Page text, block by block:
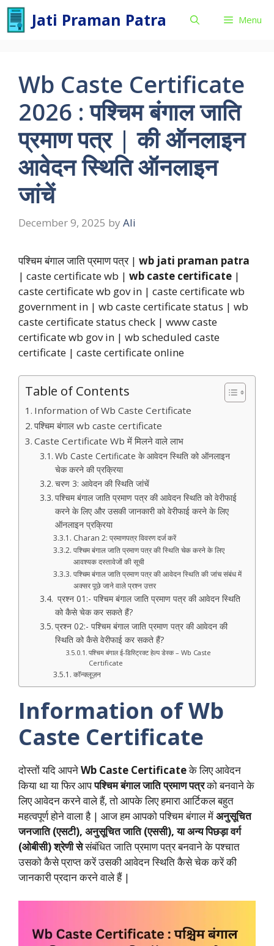
Skip
content
Jati Praman Patra Menu
Wb Caste Certificate
2026 : पश्चिम बंगाल जाति
प्रमाण पत्र | की ऑनलाइन
आवेदन स्थिति ऑनलाइन
जांचें
December 9, 2025 by Ali
पश्चिम बंगाल जाति प्रमाण पत्र | wb jati praman patra
| caste certificate wb | wb caste certificate |
caste certificate wb gov in | caste certificate wb
government in | wb caste certificate status | wb
caste certificate status check | www caste
certificate wb gov in | wb scheduled caste
certificate | caste certificate online
Table of Contents
Information of Wb Caste Certificate
पश्चिम बंगाल wb caste certificate
Caste Certificate Wb में मिलने वाले लाभ
Wb Caste Certificate के आवेदन स्थिति को ऑनलाइन
चेक करने की प्रक्रिया
चरण 3: आवेदन की स्थिति जांचें
पश्चिम बंगाल जाति प्रमाण पत्र की आवेदन स्थिति को वेरीफाई
करने के लिए और उसकी जानकारी को वेरीफाई करने के लिए
ऑनलाइन प्रक्रिया
Charan 2: प्रमाणपत्र विवरण दर्ज करें
पश्चिम बंगाल जाति प्रमाण पत्र की स्थिति चेक करने के लिए
आवश्यक दस्तावेजों की सूची
पश्चिम बंगाल जाति प्रमाण पत्र की आवेदन स्थिति की जांच संबंध में
अक्सर पूछे जाने वाले प्रश्न उत्तर
प्रश्न 01:- पश्चिम बंगाल जाति प्रमाण पत्र की आवेदन स्थिति
को कैसे चेक कर सकते हैं?
प्रश्न 02:- पश्चिम बंगाल जाति प्रमाण पत्र की आवेदन की
स्थिति को कैसे वेरीफाई कर सकते हैं?
पश्चिम बंगाल ई-डिस्ट्रिक्ट हेल्प डेस्क – Wb Caste
Certificate
कॉन्क्लूज़न
Information of Wb
Caste Certificate
दोस्तों यदि आपनेWb Caste Certificateके लिए आवेदन
किया था या फिर आपपश्चिम बंगाल जाति प्रमाण पत्रको बनवाने के
लिए आवेदन करने वाले हैं, तो आपके लिए हमारा आर्टिकल बहुत
महत्वपूर्ण होने वाला है | आज हम आपको पश्चिम बंगाल मेंअनुसूचित
जनजाति (एसटी), अनुसूचित जाति (एससी), या अन्य पिछड़ा वर्ग
(ओबीसी) श्रेणी सेसंबंधित जाति प्रमाण पत्र बनवाने के पश्चात
उसको कैसे प्राप्त करें उसकी आवेदन स्थिति कैसे चेक करें की
जानकारी प्रदान करने वाले हैं |